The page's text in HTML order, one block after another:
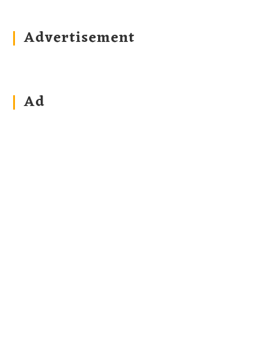
Advertisement
Ad